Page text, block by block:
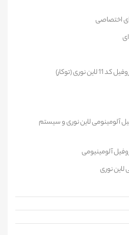
اختصاصی
نوری (توکار)
آلومینومی لاین نوری و سیستم
آلومینیومی
نوری